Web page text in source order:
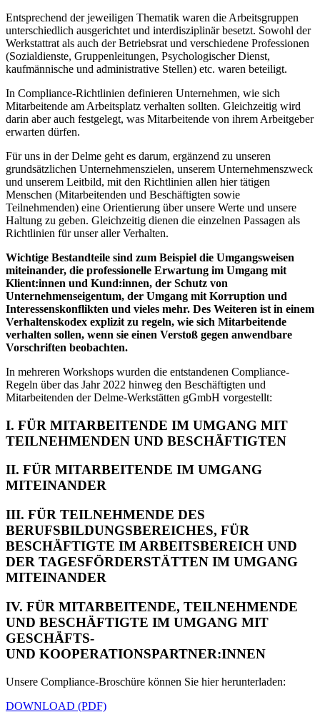
Entsprechend der jeweiligen Thematik waren die Arbeitsgruppen
unterschiedlich ausgerichtet und interdisziplinär besetzt. Sowohl der
Werkstattrat als auch der Betriebsrat und verschiedene Professionen
(Sozialdienste, Gruppenleitungen, Psychologischer Dienst,
kaufmännische und administrative Stellen) etc. waren beteiligt.
In Compliance-Richtlinien definieren Unternehmen, wie sich
Mitarbeitende am Arbeitsplatz verhalten sollten. Gleichzeitig wird
darin aber auch festgelegt, was Mitarbeitende von ihrem Arbeitgeber
erwarten dürfen.
Für uns in der Delme geht es darum, ergänzend zu unseren
grundsätzlichen Unternehmenszielen, unserem Unternehmenszweck
und unserem Leitbild, mit den Richtlinien allen hier tätigen
Menschen (Mitarbeitenden und Beschäftigten sowie
Teilnehmenden) eine Orientierung über unsere Werte und unsere
Haltung zu geben. Gleichzeitig dienen die einzelnen Passagen als
Richtlinien für unser aller Verhalten.
Wichtige Bestandteile sind zum Beispiel die Umgangsweisen
miteinander, die professionelle Erwartung im Umgang mit
Klient:innen und Kund:innen, der Schutz von
Unternehmenseigentum, der Umgang mit Korruption und
Interessenskonflikten und vieles mehr. Des Weiteren ist in einem
Verhaltenskodex explizit zu regeln, wie sich Mitarbeitende
verhalten sollen, wenn sie einen Verstoß gegen anwendbare
Vorschriften beobachten.
In mehreren Workshops wurden die entstandenen Compliance-
Regeln über das Jahr 2022 hinweg den Beschäftigten und
Mitarbeitenden der Delme-Werkstätten gGmbH vorgestellt:
I. FÜR MITARBEITENDE IM UMGANG MIT
TEILNEHMENDEN UND BESCHÄFTIGTEN
II. FÜR MITARBEITENDE IM UMGANG
MITEINANDER
III. FÜR TEILNEHMENDE DES
BERUFSBILDUNGSBEREICHES, FÜR
BESCHÄFTIGTE IM ARBEITSBEREICH UND
DER TAGESFÖRDERSTÄTTEN IM UMGANG
MITEINANDER
IV. FÜR MITARBEITENDE, TEILNEHMENDE
UND BESCHÄFTIGTE IM UMGANG MIT
GESCHÄFTS-
UND KOOPERATIONSPARTNER:INNEN
Unsere Compliance-Broschüre können Sie hier herunterladen:
DOWNLOAD (PDF)